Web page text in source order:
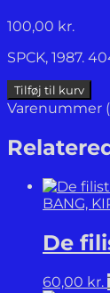
100,00 kr.
SPCK, 1987.
A
New
Documents
illustrating
history
Church
Tilføj til kurv
Varenummer
BANG,
De
60,00 kr.